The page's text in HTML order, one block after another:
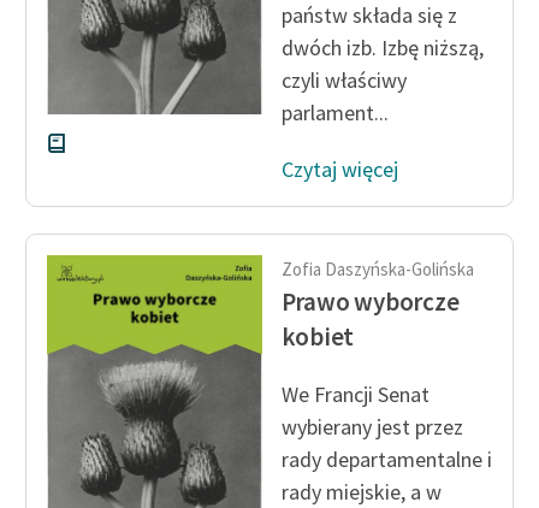
E-kolekcja lektur
szkolnych i literatury do
słuchania dla uczennic i
niepełnosprawnościami
Popularyzacja
skandynawskiej literatury
feministycznej
Ręce pełne poezji
Kolekcje edukacyjne
twórców przechodzących
do domeny publicznej,
lektur szkolnych oraz
Starego Testamentu
państw składa się z
dwóch izb. Izbę niższą,
czyli właściwy
parlament...
Czytaj więcej
Zofia Daszyńska-Golińska
Prawo wyborcze
kobiet
We Francji Senat
wybierany jest przez
rady departamentalne i
rady miejskie, a w